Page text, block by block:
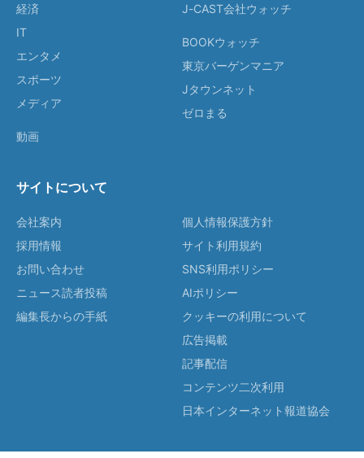
経済
IT
エンタメ
スポーツ
メディア
動画
J-CAST会社ウォッチ
BOOKウォッチ
東京バーゲンマニア
Jタウンネット
ゼロまる
サイトについて
会社案内
採用情報
お問い合わせ
ニュース読者投稿
編集長からの手紙
個人情報保護方針
サイト利用規約
SNS利用ポリシー
AIポリシー
クッキーの利用について
広告掲載
記事配信
コンテンツ二次利用
日本インターネット報道協会